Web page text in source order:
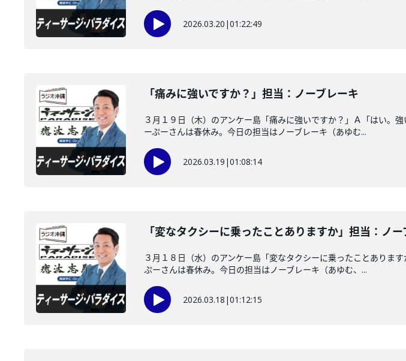
2026.03.20 |01:22:49
「痛みに強いですか？」担当：ノーブレーキ
３月１９日（木）のアンケー島「痛みに強いですか？」Ａ「はい。
ーぷーさんは春休み。今日の担当はノーブレーキ（あゆむ...
2026.03.19 |01:08:14
「変なタクシーに乗ったことありますか」担当：ノ
３月１８日（水）のアンケー島「変なタクシーに乗ったことありま
ぷーさんは春休み。今日の担当はノーブレーキ（あゆむ、...
2026.03.18 |01:12:15